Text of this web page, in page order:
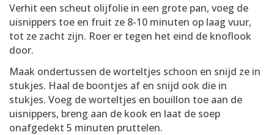
Verhit een scheut olijfolie in een grote pan, voeg de
uisnippers toe en fruit ze 8-10 minuten op laag vuur,
tot ze zacht zijn. Roer er tegen het eind de knoflook
door.
Maak ondertussen de worteltjes schoon en snijd ze in
stukjes. Haal de boontjes af en snijd ook die in
stukjes. Voeg de worteltjes en bouillon toe aan de
uisnippers, breng aan de kook en laat de soep
onafgedekt 5 minuten pruttelen.